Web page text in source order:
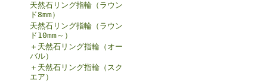
天然石リング指輪（ラウン
ド8mm）
天然石リング指輪（ラウン
ド10mm～）
＋天然石リング指輪（オー
バル）
＋天然石リング指輪（スク
エア）